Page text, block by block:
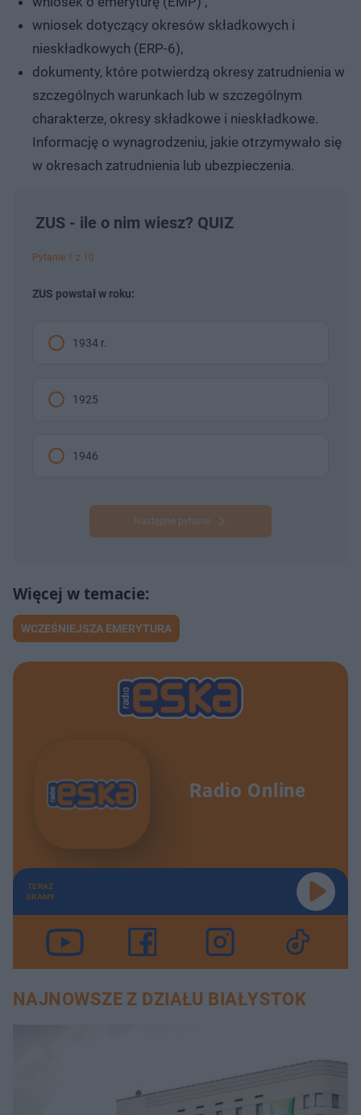
wniosek dotyczący okresów składkowych i
nieskładkowych (ERP-6),
dokumenty, które potwierdzą okresy zatrudnienia w
szczególnych warunkach lub w szczególnym
charakterze, okresy składkowe i nieskładkowe.
Informację o wynagrodzeniu, jakie otrzymywało się
w okresach zatrudnienia lub ubezpieczenia.
ZUS - ile o nim wiesz? QUIZ
Pytanie 1 z 10
ZUS powstał w roku:
1934 r.
1925
1946
Następne pytanie
WCZEŚNIEJSZA EMERYTURA
Radio Online
TERAZ
GRAMY
NAJNOWSZE Z DZIAŁU BIAŁYSTOK